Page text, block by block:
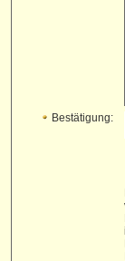
Bestätigung: